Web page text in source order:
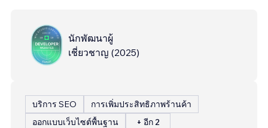
นักพัฒนาผู้
เชี่ยวชาญ (2025)
บริการ SEO
การเพิ่มประสิทธิภาพร้านค้า
ออกแบบเว็บไซต์พื้นฐาน
+ อีก 2